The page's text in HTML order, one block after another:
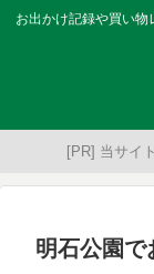
お出かけ記録や買い物
[PR] 当サイ
明石公園で